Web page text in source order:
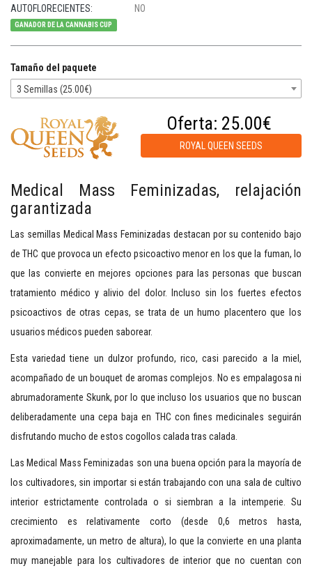
AUTOFLORECIENTES:
NO
GANADOR DE LA CANNABIS CUP
Tamaño del paquete
3 Semillas (25.00€)
Oferta: 25.00€
ROYAL QUEEN SEEDS
Medical Mass Feminizadas, relajación
garantizada
Las semillas Medical Mass Feminizadas destacan por su contenido bajo
de THC que provoca un efecto psicoactivo menor en los que la fuman, lo
que las convierte en mejores opciones para las personas que buscan
tratamiento médico y alivio del dolor. Incluso sin los fuertes efectos
psicoactivos de otras cepas, se trata de un humo placentero que los
usuarios médicos pueden saborear.
Esta variedad tiene un dulzor profundo, rico, casi parecido a la miel,
acompañado de un bouquet de aromas complejos. No es empalagosa ni
abrumadoramente Skunk, por lo que incluso los usuarios que no buscan
deliberadamente una cepa baja en THC con fines medicinales seguirán
disfrutando mucho de estos cogollos calada tras calada.
Las Medical Mass Feminizadas son una buena opción para la mayoría de
los cultivadores, sin importar si están trabajando con una sala de cultivo
interior estrictamente controlada o si siembran a la intemperie. Su
crecimiento es relativamente corto (desde 0,6 metros hasta,
aproximadamente, un metro de altura), lo que la convierte en una planta
muy manejable para los cultivadores de interior que no cuentan con